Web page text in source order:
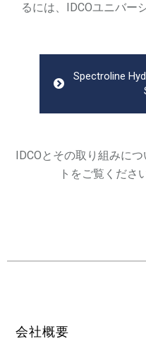
るには、IDCOユニバー
Spectroline
IDCOとその取り組みに
トをご覧くださ
会社概要